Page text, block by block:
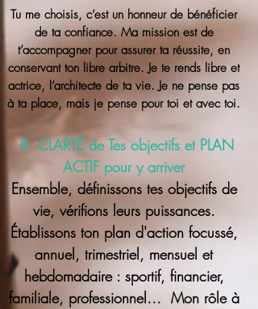
Tu me choisis, c’est un honneur de bénéficier
de ta confiance. Ma mission est de
t’accompagner pour assurer ta réussite, en
conservant ton libre arbitre. Je te rends libre et
actrice, l’architecte de ta vie. Je ne pense pas
à ta place, mais je pense pour toi et avec toi.
8. CLARTÉ de Tes objectifs et PLAN
ACTIF pour y arriver
Ensemble, définissons tes objectifs de
vie, vérifions leurs puissances.
Établissons ton plan d'action focussé,
annuel, trimestriel, mensuel et
hebdomadaire : sportif, financier,
familiale, professionnel… Mon rôle à